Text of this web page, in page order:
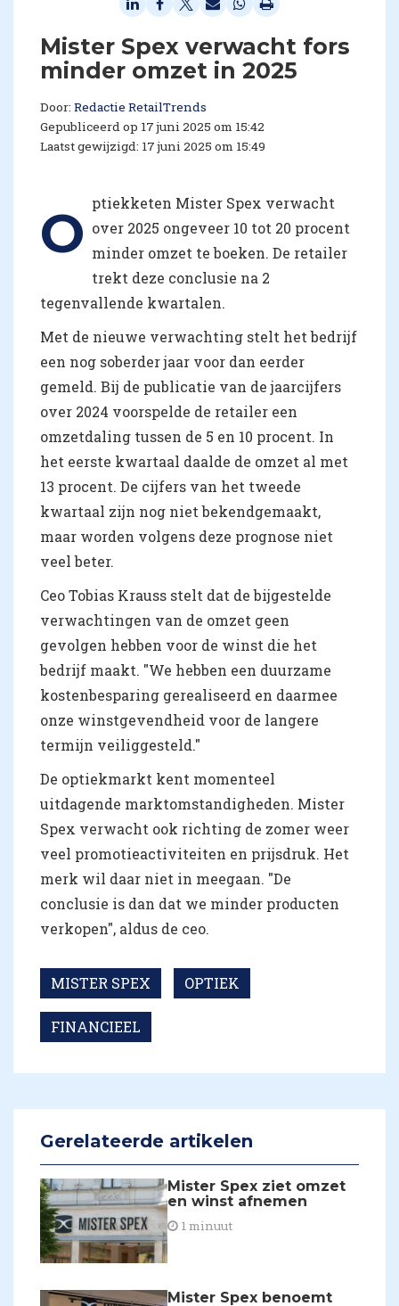
Mister Spex verwacht fors
minder omzet in 2025
Door: Redactie RetailTrends
Gepubliceerd op 17 juni 2025 om 15:42
Laatst gewijzigd: 17 juni 2025 om 15:49
O ptiekketen Mister Spex verwacht
over 2025 ongeveer 10 tot 20 procent
minder omzet te boeken. De retailer
trekt deze conclusie na 2
tegenvallende kwartalen.
Met de nieuwe verwachting stelt het bedrijf
een nog soberder jaar voor dan eerder
gemeld. Bij de publicatie van de jaarcijfers
over 2024 voorspelde de retailer een
omzetdaling tussen de 5 en 10 procent. In
het eerste kwartaal daalde de omzet al met
13 procent. De cijfers van het tweede
kwartaal zijn nog niet bekendgemaakt,
maar worden volgens deze prognose niet
veel beter.
Ceo Tobias Krauss stelt dat de bijgestelde
verwachtingen van de omzet geen
gevolgen hebben voor de winst die het
bedrijf maakt. "We hebben een duurzame
kostenbesparing gerealiseerd en daarmee
onze winstgevendheid voor de langere
termijn veiliggesteld."
De optiekmarkt kent momenteel
uitdagende marktomstandigheden. Mister
Spex verwacht ook richting de zomer weer
veel promotieactiviteiten en prijsdruk. Het
merk wil daar niet in meegaan. "De
conclusie is dan dat we minder producten
verkopen", aldus de ceo.
MISTER SPEX OPTIEK
FINANCIEEL
Gerelateerde artikelen
Mister Spex ziet omzet
en winst afnemen
1 minuut
Mister Spex benoemt